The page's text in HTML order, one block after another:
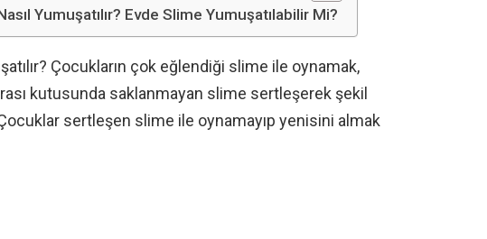
Yumuşatılır? Evde Slime Yumuşatılabilir Mi?
Çocukların çok eğlendiği slime ile oynamak,
kutusunda saklanmayan slime sertleşerek şekil
sertleşen slime ile oynamayıp yenisini almak